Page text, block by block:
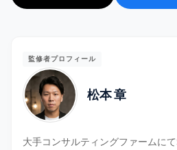
監修者プロフィール
松本 章
大手コンサルティングファームに